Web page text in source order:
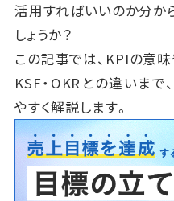
活用すればいいのか分か
しょうか？
この記事では、KPIの意味
KSF・OKRとの違いま
やすく解説します。